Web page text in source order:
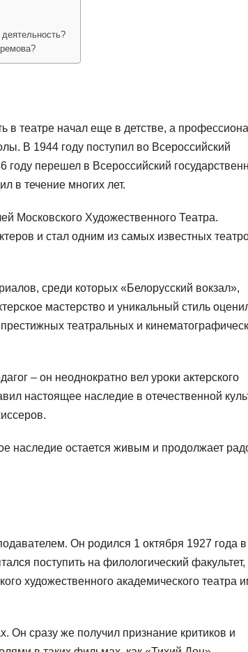
в театре начал еще в детстве, а
В 1944 году поступил во Всероссийский
году перешел в Всероссийский
в течение многих лет.
Московского Художественного Театра.
и стал одним из самых известных
среди которых «Белорусский вокзал»,
мастерство и уникальный стиль
театральных и
– он неоднократно вел уроки актерского
настоящее наследие в отечественной
наследие остается живым и продолжает
Он родился 1 октября 1927 года в
поступить на филологический факультет,
художественного академического театра
Он сразу же получил признание критиков и